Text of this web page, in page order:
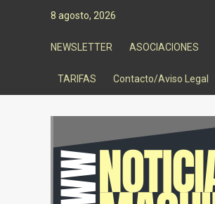
8 agosto, 2026
NEWSLETTER ASOCIACIONES
TARIFAS Contacto/Aviso Legal